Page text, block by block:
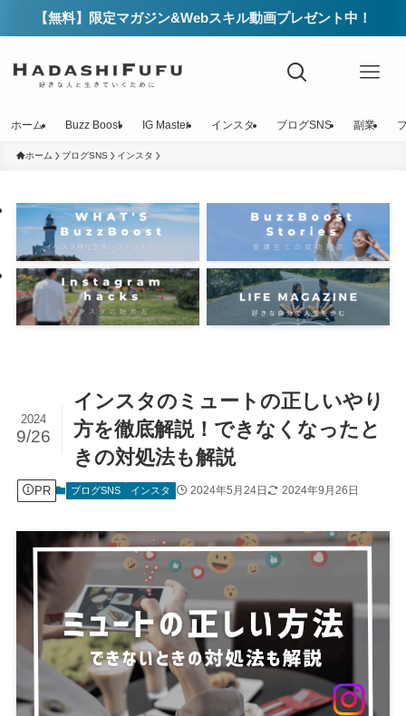
【無料】限定マガジン&Webスキル動画プレゼント中！
ホーム Buzz Boost IG Master インスタ ブログSNS 副業
ホーム ブログSNS インスタ
インスタのミュートの正しいやり
方を徹底解説！できなくなったと
きの対処法も解説
2024
9/26
PR ブログSNS インスタ 2024年5月24日 2024年9月26日